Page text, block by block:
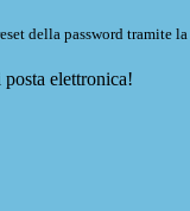
della password tramite la
elettronica!